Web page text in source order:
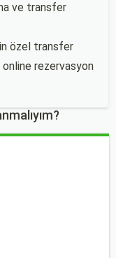
ve transfer
özel transfer
rezervasyon